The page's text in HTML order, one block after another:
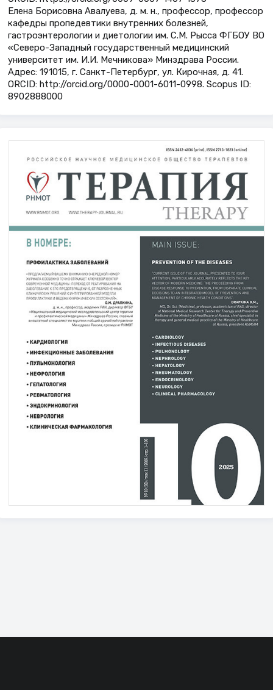
Елена Борисовна Авалуева, д. м. н., профессор, профессор
кафедры пропедевтики внутренних болезней,
гастроэнтерологии и диетологии им. С.М. Рысса ФГБОУ ВО
«Северо-Западный государственный медицинский
университет им. И.И. Мечникова» Минздрава России.
Адрес: 191015, г. Санкт-Петербург, ул. Кирочная, д. 41.
ORCID: http://orcid.org/0000-0001-6011-0998. Scopus ID:
8902888000